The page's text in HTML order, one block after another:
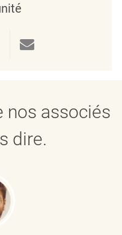
nos associés
dire.